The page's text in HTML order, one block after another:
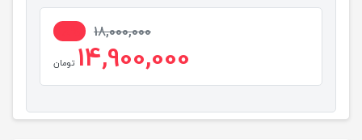
18,000,000
14,900,000 تومان